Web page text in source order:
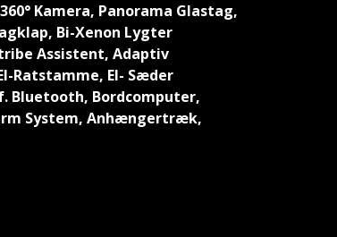
Kamera, Panorama Glastag,
Bi-Xenon Lygter
Assistent, Adaptiv
Ratstamme, El- Sæder
Bluetooth, Bordcomputer,
System, Anhængertræk,